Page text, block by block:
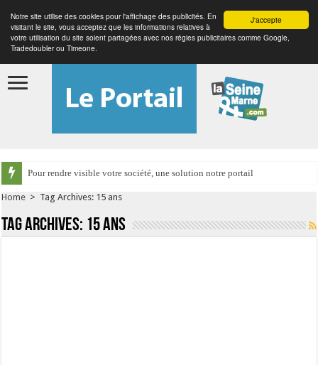
J'accepte
Notre site utilise des cookies pour l'affichage des publicités. En
visitant le site, vous acceptez que les informations relatives à
votre utilisation du site soient partagées avec nos régies publicitaires comme Google,
Tradedoubler ou Timeone.
Pour rendre visible votre société, une solution notre portail
Home > Tag Archives: 15 ans
Tag Archives: 15 ans